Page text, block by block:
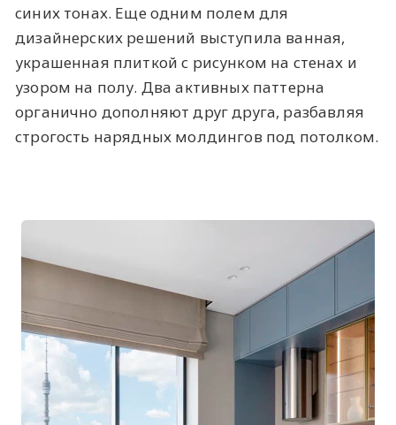
синих тонах. Еще одним полем для
дизайнерских решений выступила ванная,
украшенная плиткой с рисунком на стенах и
узором на полу. Два активных паттерна
органично дополняют друг друга, разбавляя
строгость нарядных молдингов под потолком.